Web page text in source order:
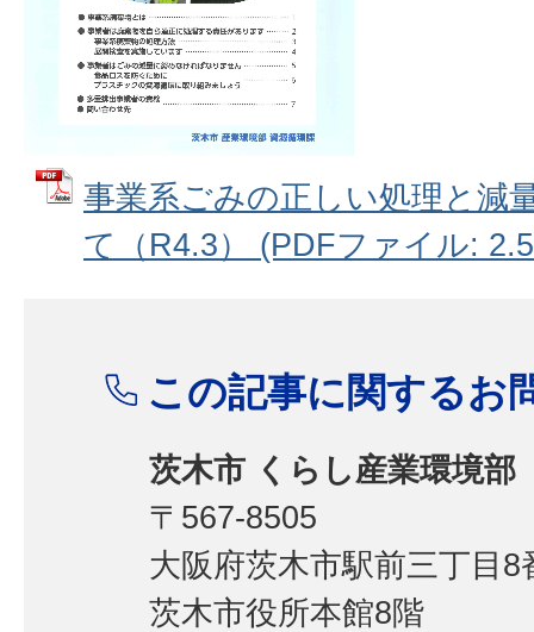
事業系ごみの正しい処理と減
て（R4.3） (PDFファイル:
この記事に関するお
茨木市 くらし産業環境
〒567-8505
大阪府茨木市駅前三丁目8
茨木市役所本館8階